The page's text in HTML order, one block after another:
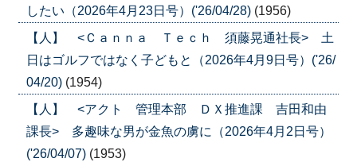
したい（2026年4月23日号）('26/04/28) (1956)
【人】 <Ｃａｎｎａ Ｔｅｃｈ 須藤晃通社長> 土
日はゴルフではなく子どもと（2026年4月9日号）('26/
04/20) (1954)
【人】 <アクト 管理本部 ＤＸ推進課 吉田和由
課長> 多趣味な男が金魚の虜に（2026年4月2日号）
('26/04/07) (1953)